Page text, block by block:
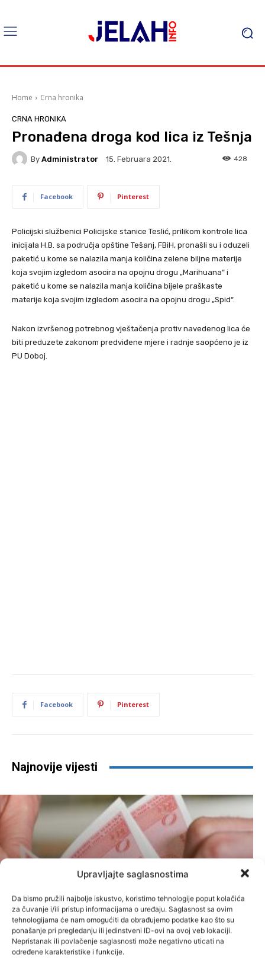
Upravljajte saglasnostima
Da bismo pružili najbolje iskustvo, koristimo tehnologije poput kolačića
za čuvanje i/ili pristup informacijama o uređaju. Saglasnost sa ovim
tehnologijama će nam omogućiti da obrađujemo podatke kao što su
ponašanje pri pregledanju ili jedinstveni ID-ovi na ovoj veb lokaciji.
Nepristanak ili povlačenje saglasnosti može negativno uticati na
određene karakteristike i funkcije.
Home Crna hronika
CRNA HRONIKA
Pronađena droga kod lica iz Tešnja
By Administrator 15. Februara 2021. 428
Facebook Pinterest
Policijski službenici Policijske stanice Teslić, prilikom kontrole lica
inicijala H.B. sa područja opštine Tešanj, FBiH, pronašli su i oduzeli
paketić u kome se nalazila manja količina zelene biljne materije
koja svojim izgledom asocira na opojnu drogu „Marihuana“ i
paketić u kome se nalazila manja količina bijele praškaste
materije koja svojim izgledom asocira na opojnu drogu „Spid“.
Nakon izvršenog potrebnog vještačenja protiv navedenog lica će
biti preduzete zakonom predviđene mjere i radnje saopćeno je iz
PU Doboj.
Facebook Pinterest
Najnovije vijesti
Koji radnici će uz platu dobiti 853
KM, a koji “samo” 690 KM
Vijesti Administrator - 10. Augusta 2026.